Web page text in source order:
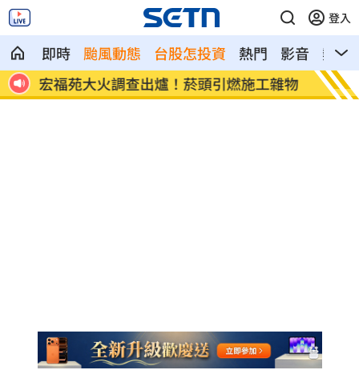
登入
即時 颱風動態 台股怎投資 熱門 影音
熱搜
！
宏福苑大火調查出爐！菸頭引燃施工雜物
定投
位！